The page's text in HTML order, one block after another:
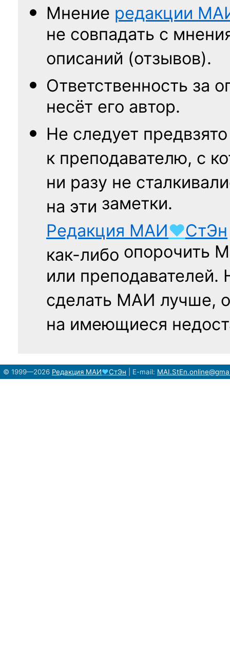
Мнение редакции
не совпадать с
описаний (отзывов).
Ответственность за
несёт его автор.
Не следует
к преподавателю, с
ни разу не
на эти заметки.
Редакция МАИ♥СтЭн
как-либо опорочить
или
сделать МАИ лучше,
на имеющиеся
© 1999—2026 Редакция МАИ♥СтЭн E-mail: